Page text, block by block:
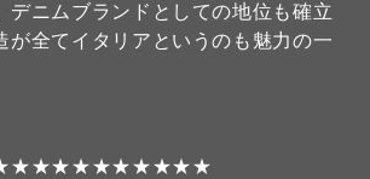
デニムブランドとしての地位も確立
が全てイタリアというのも魅力の一